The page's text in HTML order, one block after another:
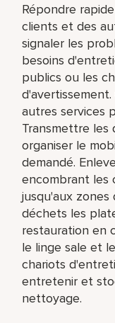
Répondre
clients et des
signaler les
besoins
publics ou les
autres services
Transmettre les
organiser le
demandé.
encombrant les
jusqu'aux zones
déchets les
restauration en
le linge sale et
chariots
entretenir et
nettoyage.